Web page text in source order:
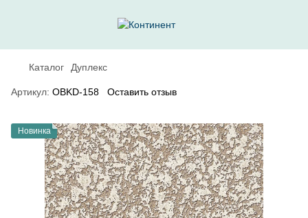
Каталог Дуплекс
Артикул: OBKD-158 Оставить отзыв
Новинка